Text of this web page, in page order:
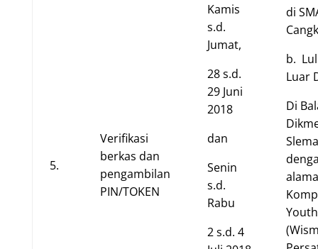
5.
Verifikasi
berkas dan
pengambilan
PIN/TOKEN
Kamis
s.d.
Jumat,
28 s.d.
29 Juni
2018
dan
Senin
s.d.
Rabu
2 s.d. 4
di
b.
Luar
Di